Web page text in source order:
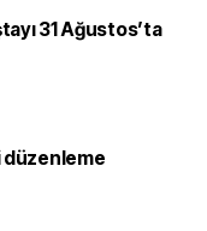
31 Ağustos’ta
düzenleme